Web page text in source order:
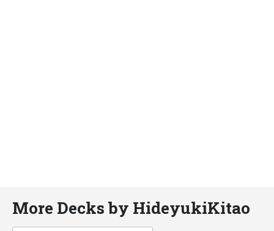
More Decks by HideyukiKitao